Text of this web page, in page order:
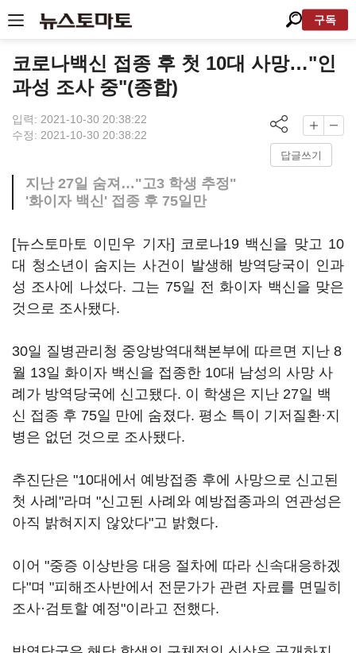
구독
코로나백신 접종 후 첫 10대 사망…"인
과성 조사 중"(종합)
입력: 2021-10-30 20:38:22
수정: 2021-10-30 20:38:22
답글쓰기
지난 27일 숨져…"고3 학생 추정"
'화이자 백신' 접종 후 75일만
[뉴스토마토 이민우 기자] 코로나19 백신을 맞고 10
대 청소년이 숨지는 사건이 발생해 방역당국이 인과
성 조사에 나섰다. 그는 75일 전 화이자 백신을 맞은
것으로 조사됐다.
30일 질병관리청 중앙방역대책본부에 따르면 지난 8
월 13일 화이자 백신을 접종한 10대 남성의 사망 사
례가 방역당국에 신고됐다. 이 학생은 지난 27일 백
신 접종 후 75일 만에 숨졌다. 평소 특이 기저질환·지
병은 없던 것으로 조사됐다.
추진단은 "10대에서 예방접종 후에 사망으로 신고된
첫 사례"라며 "신고된 사례와 예방접종과의 연관성은
아직 밝혀지지 않았다"고 밝혔다.
이어 "중증 이상반응 대응 절차에 따라 신속대응하겠
다"며 "피해조사반에서 전문가가 관련 자료를 면밀히
조사·검토할 예정"이라고 전했다.